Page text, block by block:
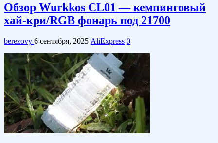
Обзор Wurkkos CL01 — кемпинговый
хай-кри/RGB фонарь под 21700
berezovy 6 сентября, 2025 AliExpress 0